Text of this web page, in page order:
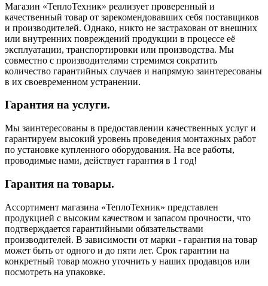
Магазин «ТеплоТехник» реализует проверенный и
качественный товар от зарекомендовавших себя поставщиков
и производителей. Однако, никто не застрахован от внешних
или внутренних повреждений продукции в процессе её
эксплуатации, транспортировки или производства. Мы
совместно с производителями стремимся сократить
количество гарантийных случаев и напрямую заинтересованы
в их своевременном устранении.
Гарантия на услуги.
Мы заинтересованы в предоставлении качественных услуг и
гарантируем высокий уровень проведения монтажных работ
по установке купленного оборудования. На все работы,
проводимые нами, действует гарантия в 1 год!
Гарантия на товары.
Ассортимент магазина «ТеплоТехник» представлен
продукцией с высоким качеством и запасом прочности, что
подтверждается гарантийными обязательствами
производителей. В зависимости от марки - гарантия на товар
может быть от одного и до пяти лет. Срок гарантии на
конкретный товар можно уточнить у наших продавцов или
посмотреть на упаковке.